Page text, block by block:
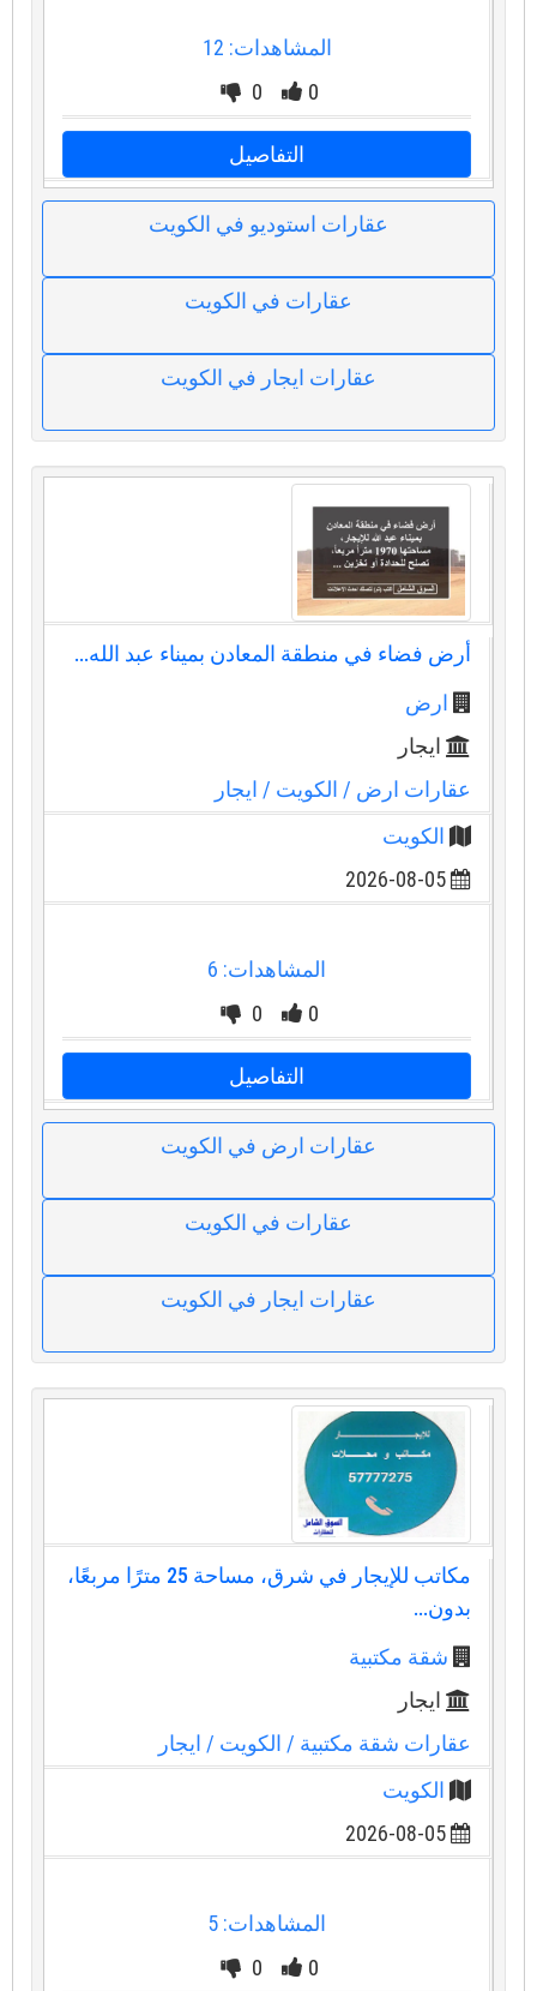
المشاهدات: 12
0
0
التفاصيل
عقارات استوديو في الكويت
عقارات في الكويت
عقارات ايجار في الكويت
أرض فضاء في منطقة المعادن بميناء عبد الله...
ارض
ايجار
عقارات ارض / الكويت/ ايجار
الكويت
2026-08-05
المشاهدات: 6
0
0
التفاصيل
عقارات ارض في الكويت
عقارات في الكويت
عقارات ايجار في الكويت
مكاتب للإيجار في شرق، مساحة 25 مترًا مربعًا،
بدون...
شقة مكتبية
ايجار
عقارات شقة مكتبية/ الكويت/ ايجار
الكويت
2026-08-05
المشاهدات: 5
0
0